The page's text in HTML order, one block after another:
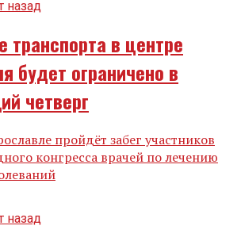
назад
транспорта в центре
будет ограничено в
четверг
пройдёт забег участников
конгресса врачей по лечению
назад